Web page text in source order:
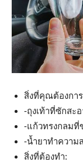
สิ่งที่คุณต้องกา
-ถุงเท้าที่ซักสะ
-แก้วทรงกลมที่
-น้ำยาทำความ
สิ่งที่ต้องทำ: